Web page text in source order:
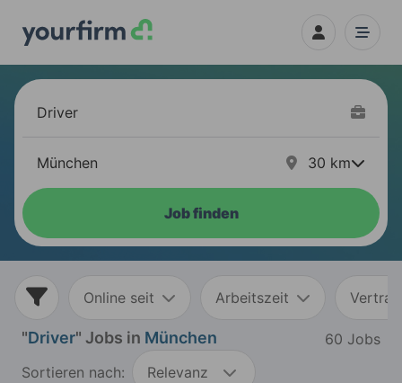
30 km
Job finden
Online seit Arbeitszeit
"Driver" Jobs in München
60 Jobs
Sortieren nach:
Relevanz